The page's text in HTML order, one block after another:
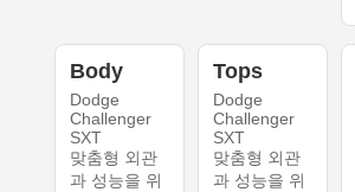
Body
Dodge
Challenger
SXT
맞춤형 외관
과 성능을 위
Tops
Dodge
Challenger
SXT
맞춤형 외관
과 성능을 위